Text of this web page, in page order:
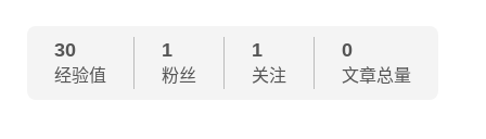
30
经验值
1
粉丝
1
关注
0
文章总量